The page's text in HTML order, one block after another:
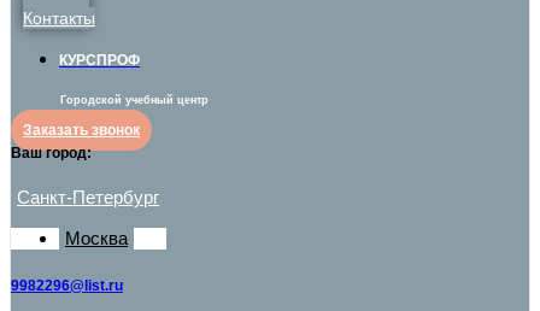
Контакты
КУРСПРОФ
Городской учебный центр
Заказать звонок
Ваш город:
Санкт-Петербург
Москва
9982296@list.ru